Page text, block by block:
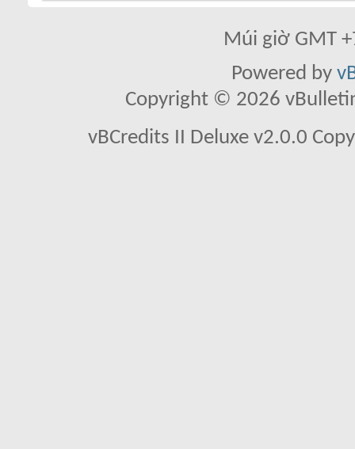
Múi giờ GMT
Powered by
Copyright © 2026
vBCredits II Deluxe v2.0.0